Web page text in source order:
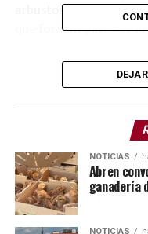
arbustos, árboles, así
que forman parte de
Al sitio acudieron
Ocotitlán, así como
Seguridad Pública de
labores de zapa con el
evitar que el fuego
Uno de los ciudadanos
contención señaló
padre, decidió
ambiental, la zona
NOTICIAS
Abren
ganadería
NOTICIAS